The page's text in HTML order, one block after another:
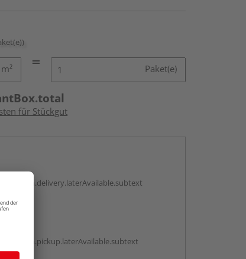
m² Paket(e)
für Stückgut